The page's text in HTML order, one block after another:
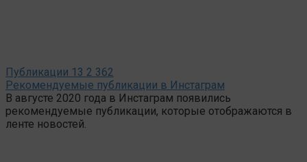
Публикации 13 2 362
Рекомендуемые публикации в Инстаграм
В августе 2020 года в Инстаграм появились
рекомендуемые публикации, которые отображаются в
ленте новостей.